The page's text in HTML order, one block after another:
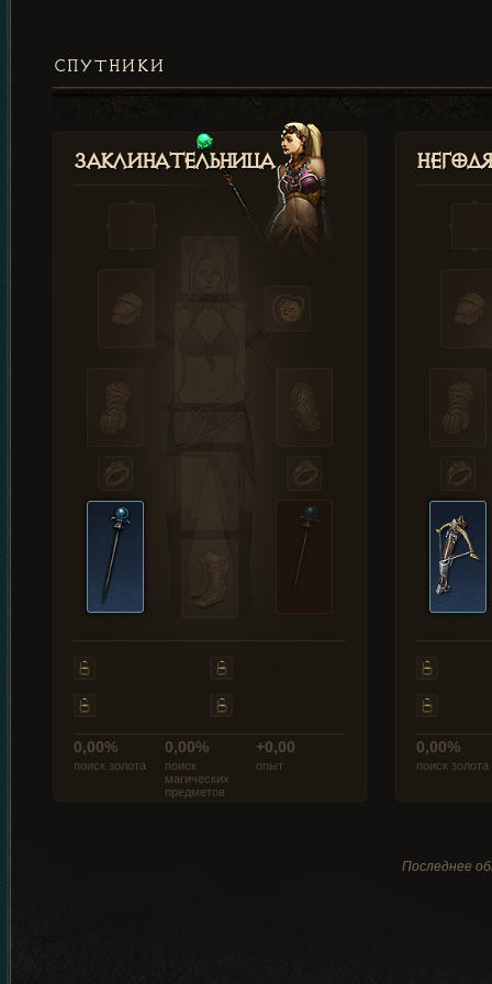
СПУТНИКИ
Заклинательница
0,00%
поиск золота
0,00%
поиск
магических
предметов
+0,00
опыт
0,00%
поиск золота
Последнее